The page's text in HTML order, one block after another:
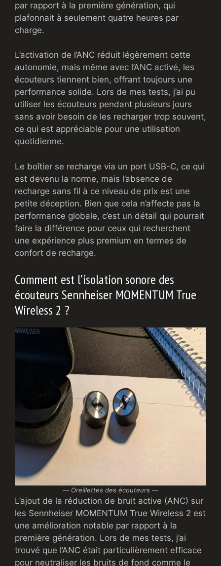
par rapport à la première génération, qui
plafonnait à seulement quatre heures par
charge.
L’activation de l’ANC réduit légèrement cette
autonomie, mais même avec l’ANC activé, les
écouteurs tiennent bien, offrant toujours une
performance solide. Lors de mes tests, j’ai pu
utiliser les écouteurs pendant plusieurs jours
sans avoir besoin de les recharger trop souvent,
ce qui est appréciable pour une utilisation
quotidienne.
Le boîtier se recharge via un port USB-C, ce qui
est devenu la norme, mais l’absence de
recharge sans fil à ce niveau de prix est une
petite déception. Bien que cela n’affecte pas la
performance globale, c’est un détail qui pourrait
faire la différence pour ceux qui recherchent
une expérience plus premium en termes de
confort de recharge.
Comment est l’isolation sonore des
écouteurs Sennheiser MOMENTUM True
Wireless 2 ?
— Oreillettes des écouteurs —
L’ajout de la réduction de bruit active (ANC) sur
les Sennheiser MOMENTUM True Wireless 2 est
une amélioration notable par rapport à la
première génération. Lors de mes tests, j’ai
trouvé que l’ANC était particulièrement efficace
pour neutraliser les bruits de fond comme le